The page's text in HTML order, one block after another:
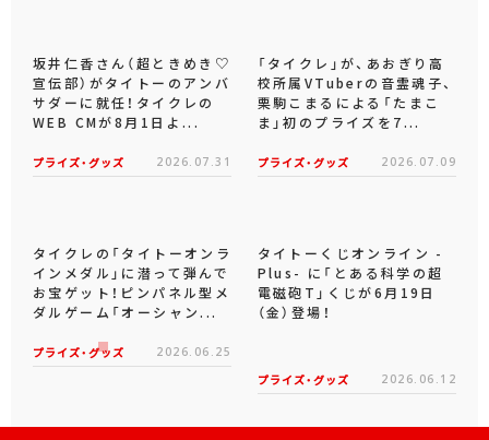
坂井仁香さん（超ときめき♡
宣伝部）がタイトーのアンバ
サダーに就任！タイクレの
WEB CMが8月1日よ...
プライズ・グッズ 2026.07.31
「タイクレ」が、あおぎり高
校所属VTuberの音霊魂子、
栗駒こまるによる「たまこ
ま」初のプライズを7...
プライズ・グッズ 2026.07.09
タイクレの「タイトーオンラ
インメダル」に潜って弾んで
お宝ゲット！ピンパネル型メ
ダルゲーム「オーシャン...
プライズ・グッズ 2026.06.25
タイトーくじオンライン -
Plus- に「とある科学の超
電磁砲T」くじが6月19日
（金）登場！
プライズ・グッズ 2026.06.12